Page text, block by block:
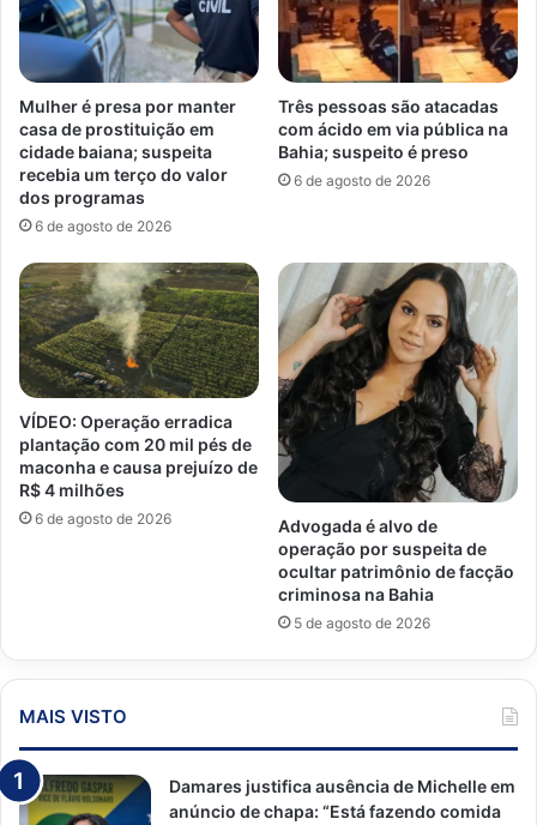
Mulher é presa por manter
casa de prostituição em
cidade baiana; suspeita
recebia um terço do valor
dos programas
6 de agosto de 2026
Três pessoas são atacadas
com ácido em via pública na
Bahia; suspeito é preso
6 de agosto de 2026
VÍDEO: Operação erradica
plantação com 20 mil pés de
maconha e causa prejuízo de
R$ 4 milhões
6 de agosto de 2026
Advogada é alvo de
operação por suspeita de
ocultar patrimônio de facção
criminosa na Bahia
5 de agosto de 2026
MAIS VISTO
Damares justifica ausência de Michelle em
anúncio de chapa: “Está fazendo comida